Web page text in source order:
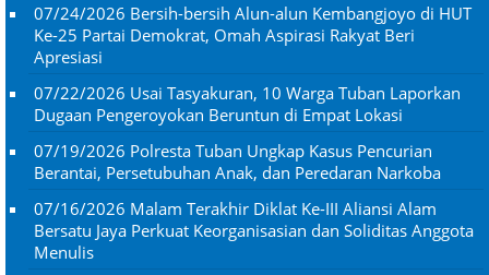
07/24/2026 Bersih-bersih Alun-alun Kembangjoyo di HUT
Ke-25 Partai Demokrat, Omah Aspirasi Rakyat Beri
Apresiasi
07/22/2026 Usai Tasyakuran, 10 Warga Tuban Laporkan
Dugaan Pengeroyokan Beruntun di Empat Lokasi
07/19/2026 Polresta Tuban Ungkap Kasus Pencurian
Berantai, Persetubuhan Anak, dan Peredaran Narkoba
07/16/2026 Malam Terakhir Diklat Ke-III Aliansi Alam
Bersatu Jaya Perkuat Keorganisasian dan Soliditas Anggota
Menulis